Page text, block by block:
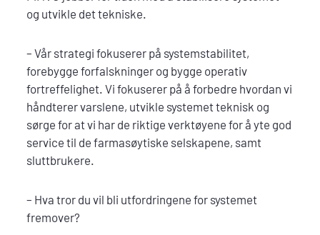
og utvikle det tekniske.
– Vår strategi fokuserer på systemstabilitet,
forebygge forfalskninger og bygge operativ
fortreffelighet. Vi fokuserer på å forbedre hvordan vi
håndterer varslene, utvikle systemet teknisk og
sørge for at vi har de riktige verktøyene for å yte god
service til de farmasøytiske selskapene, samt
sluttbrukere.
– Hva tror du vil bli utfordringene for systemet
fremover?